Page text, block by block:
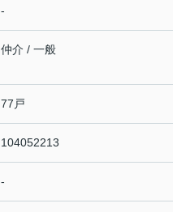
-
仲介 / 一般
77戸
104052213
-